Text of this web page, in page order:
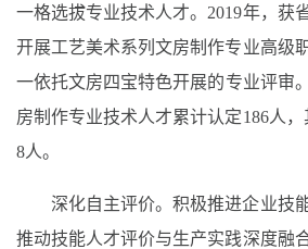
一格选拔专业技术人才。2019年，获
开展工艺美术系列文房制作专业高级
一依托文房四宝特色开展的专业评审
房制作专业技术人才累计认定186人
8人。
深化自主评价。积极推进企业技
推动技能人才评价与生产实践深度融